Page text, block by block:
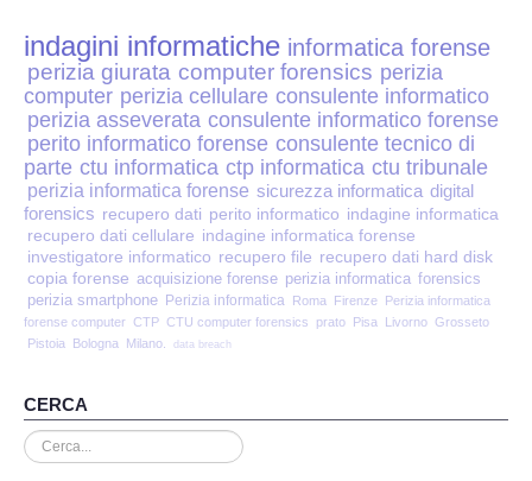
Perizia Stalking
Perizia Cyber Bullismo
Incarichi CTU e CTP
Perizia Centralini PBX e VOIP
Perizia Estimo
Perizia Documento informatico
Perizia Cloud
Perizia E-mail
indagini informatiche informatica forense
perizia giurata computer forensics perizia
computer perizia cellulare consulente informatico
perizia asseverata consulente informatico forense
perito informatico forense consulente tecnico di
parte ctu informatica ctp informatica ctu tribunale
perizia informatica forense sicurezza informatica digital
forensics recupero dati perito informatico indagine informatica
recupero dati cellulare indagine informatica forense
investigatore informatico recupero file recupero dati hard disk
copia forense acquisizione forense perizia informatica forensics
perizia smartphone Perizia informatica Roma Firenze Perizia informatica
forense computer CTP CTU computer forensics prato Pisa Livorno Grosseto
Pistoia
Bologna Milano. data breach
CERCA
Cerca...